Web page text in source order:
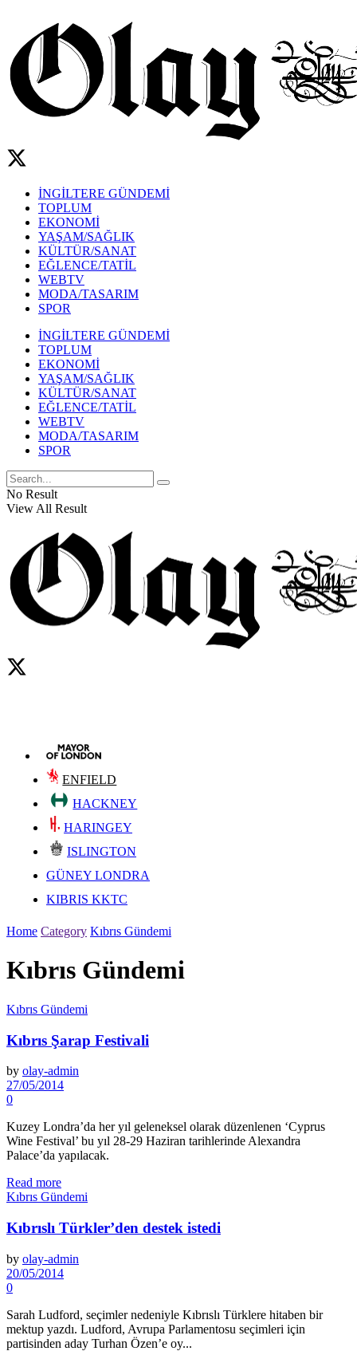
İNGİLTERE GÜNDEMİ
TOPLUM
EKONOMİ
YAŞAM/SAĞLIK
KÜLTÜR/SANAT
EĞLENCE/TATİL
WEBTV
MODA/TASARIM
SPOR
İNGİLTERE GÜNDEMİ
TOPLUM
EKONOMİ
YAŞAM/SAĞLIK
KÜLTÜR/SANAT
EĞLENCE/TATİL
WEBTV
MODA/TASARIM
SPOR
No Result
View All Result
ENFIELD
HACKNEY
HARINGEY
ISLINGTON
GÜNEY LONDRA
KIBRIS KKTC
Home Category Kıbrıs Gündemi
Kıbrıs Gündemi
Kıbrıs Gündemi
Kıbrıs Şarap Festivali
by olay-admin
27/05/2014
0
Kuzey Londra’da her yıl geleneksel olarak düzenlenen ‘Cyprus
Wine Festival’ bu yıl 28-29 Haziran tarihlerinde Alexandra
Palace’da yapılacak.
Read more
Kıbrıs Gündemi
Kıbrıslı Türkler’den destek istedi
by olay-admin
20/05/2014
0
Sarah Ludford, seçimler nedeniyle Kıbrıslı Türklere hitaben bir
mektup yazdı. Ludford, Avrupa Parlamentosu seçimleri için
partisinden aday Turhan Özen’e oy...